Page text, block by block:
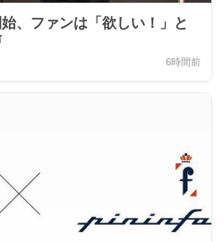
、ファンは「欲しい！」と
6時間前